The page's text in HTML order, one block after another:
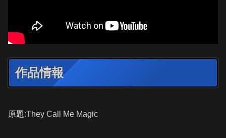
作品情報
原題:They Call Me Magic